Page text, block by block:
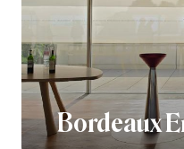
Bordeaux